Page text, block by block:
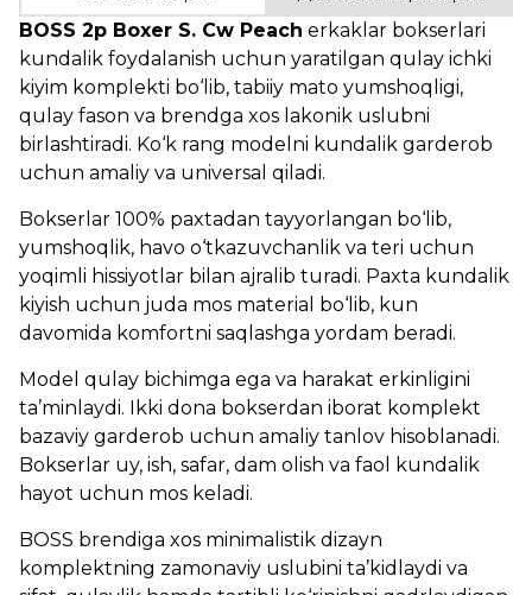
BOSS 2p Boxer S. Cw Peach erkaklar bokserlari
kundalik foydalanish uchun yaratilgan qulay ichki
kiyim komplekti bo‘lib, tabiiy mato yumshoqligi,
qulay fason va brendga xos lakonik uslubni
birlashtiradi. Ko‘k rang modelni kundalik garderob
uchun amaliy va universal qiladi.
Bokserlar 100% paxtadan tayyorlangan bo‘lib,
yumshoqlik, havo o‘tkazuvchanlik va teri uchun
yoqimli hissiyotlar bilan ajralib turadi. Paxta kundalik
kiyish uchun juda mos material bo‘lib, kun
davomida komfortni saqlashga yordam beradi.
Model qulay bichimga ega va harakat erkinligini
ta’minlaydi. Ikki dona bokserdan iborat komplekt
bazaviy garderob uchun amaliy tanlov hisoblanadi.
Bokserlar uy, ish, safar, dam olish va faol kundalik
hayot uchun mos keladi.
BOSS brendiga xos minimalistik dizayn
komplektning zamonaviy uslubini ta’kidlaydi va